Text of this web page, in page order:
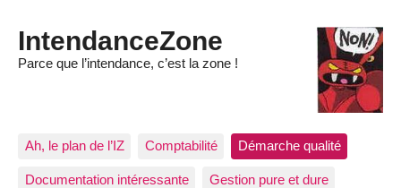
IntendanceZone
Parce que l’intendance, c’est la zone !
Ah, le plan de l’IZ Comptabilité Démarche qualité
Documentation intéressante Gestion pure et dure